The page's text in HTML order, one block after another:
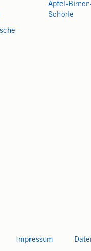
Apfel-
Schorle
Impressum